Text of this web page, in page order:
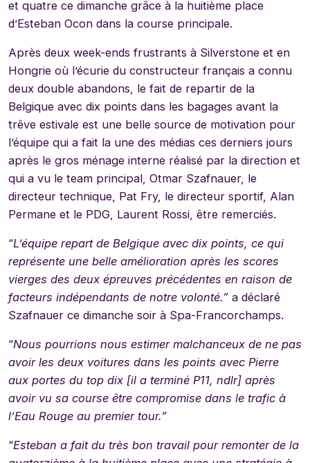
et quatre ce dimanche grâce à la huitième place
d’Esteban Ocon dans la course principale.
Après deux week-ends frustrants à Silverstone et en
Hongrie où l’écurie du constructeur français a connu
deux double abandons, le fait de repartir de la
Belgique avec dix points dans les bagages avant la
trêve estivale est une belle source de motivation pour
l’équipe qui a fait la une des médias ces derniers jours
après le gros ménage interne réalisé par la direction et
qui a vu le team principal, Otmar Szafnauer, le
directeur technique, Pat Fry, le directeur sportif, Alan
Permane et le PDG, Laurent Rossi, être remerciés.
“L’équipe repart de Belgique avec dix points, ce qui
représente une belle amélioration après les scores
vierges des deux épreuves précédentes en raison de
facteurs indépendants de notre volonté.” a déclaré
Szafnauer ce dimanche soir à Spa-Francorchamps.
“Nous pourrions nous estimer malchanceux de ne pas
avoir les deux voitures dans les points avec Pierre
aux portes du top dix [il a terminé P11, ndlr] après
avoir vu sa course être compromise dans le trafic à
l’Eau Rouge au premier tour.”
“Esteban a fait du très bon travail pour remonter de la